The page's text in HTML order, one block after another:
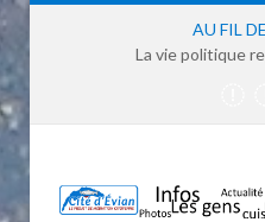
AU FIL
La vie politique